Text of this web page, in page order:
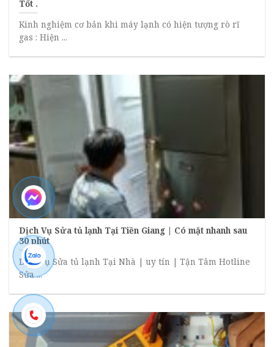
Tốt .
Kinh nghiệm cơ bản khi máy lạnh có hiện tượng rò rĩ
gas : Hiện ...
Dịch Vụ Sửa tủ lạnh Tại Tiền Giang | Có mặt nhanh sau
30 phút
Dịch vụ Sửa tủ lạnh Tại Nhà | uy tín | Tận Tâm Hotline
Sửa ...